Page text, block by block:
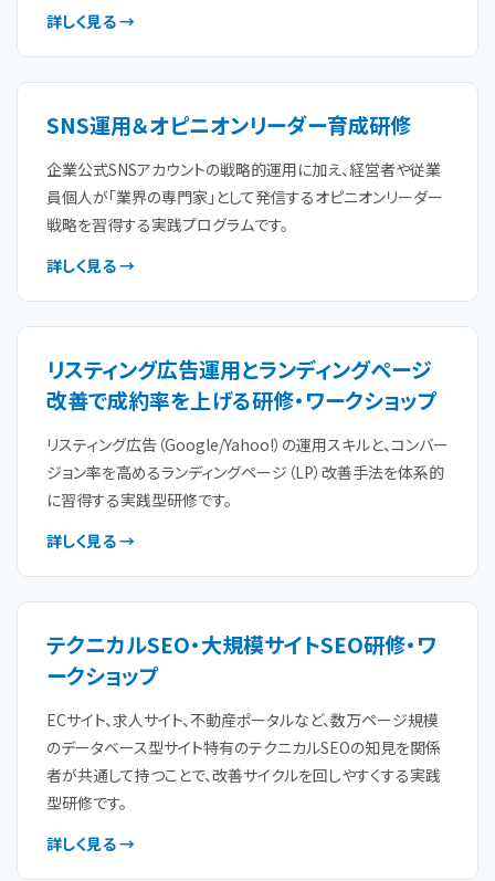
詳しく見る →
SNS運用＆オピニオンリーダー育成研修
企業公式SNSアカウントの戦略的運用に加え、経営者や従業
員個人が「業界の専門家」として発信するオピニオンリーダー
戦略を習得する実践プログラムです。
詳しく見る →
リスティング広告運用とランディングページ
改善で成約率を上げる研修・ワークショップ
リスティング広告（Google/Yahoo!）の運用スキルと、コンバー
ジョン率を高めるランディングページ（LP）改善手法を体系的
に習得する実践型研修です。
詳しく見る →
テクニカルSEO・大規模サイトSEO研修・ワ
ークショップ
ECサイト、求人サイト、不動産ポータルなど、数万ページ規模
のデータベース型サイト特有のテクニカルSEOの知見を関係
者が共通して持つことで、改善サイクルを回しやすくする実践
型研修です。
詳しく見る →